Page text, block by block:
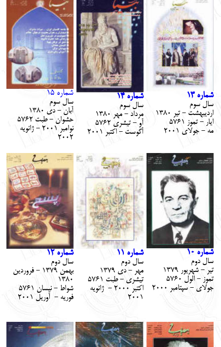
شماره 13
سال سوم
ارديبهشت - تير 1380
ايار - تموز 5761
مه - جولاي 2001
شماره 14
سال سوم
مرداد - مهر 1380
آو - تيشري 5762
آگوست - اكتبر 2001
شماره 15
سال سوم
آبان - دي 1380
حشوان - طبت 5762
نوامبر 2001 - ژانويه
2002
شماره 10
سال دوم
تير - شهريور 1379
تموز - الول 5760
جولاي - سپتامبر 2000
شماره 11
سال دوم
مهر - دي 1379
تيشري - طبت 5761
اكتبر 2000 - ژانويه
2001
شماره 12
سال دوم
بهمن 1379 - فروردين
1380
شواط - نيسان 5761
فوريه - آوريل 2001